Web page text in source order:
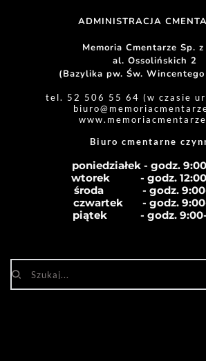
ADMINISTRACJA
Memoria Cmentarze Sp. z
al. Ossolińskich 2
(Bazylika pw. Św.
tel. 52 506 55 64 (w czasie
biuro
Biuro cmentarne
poniedziałek - godz.
wtorek           - godz.
środa              - godz.
czwartek       - godz.
piątek            - godz.